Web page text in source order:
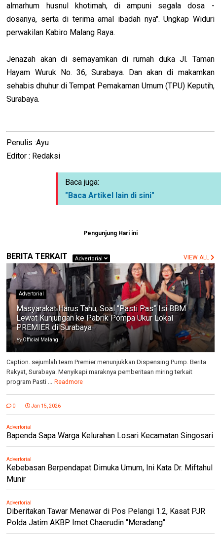
almarhum husnul khotimah, di ampuni segala dosa -
dosanya, serta di terima amal ibadah nya". Ungkap Widuri
perwakilan Kabiro Malang Raya.
Jenazah akan di semayamkan di rumah duka Jl. Taman
Hayam Wuruk No. 36, Surabaya. Dan akan di makamkan
sehabis dhuhur di Tempat Pemakaman Umum (TPU) Keputih,
Surabaya.
Penulis :Ayu
Editor : Redaksi
Baca juga:
"Baca Artikel lain di sini"
Pengunjung Hari ini
BERITA TERKAIT Advertorial VIEW ALL
Advertorial
Masyarakat Harus Tahu, Soal “Pasti Pas” Isi BBM
Lewat Kunjungan ke Pabrik Pompa Ukur Lokal
PREMIER di Surabaya
ByOfficial Malang
Caption. sejumlah team Premier menunjukkan Dispensing Pump. Berita
Rakyat, Surabaya. Menyikapi maraknya pemberitaan miring terkait
program Pasti ...
Readmore
0 Jan 15, 2026
Advertorial
Bapenda Sapa Warga Kelurahan Losari Kecamatan Singosari
Advertorial
Kebebasan Berpendapat Dimuka Umum, Ini Kata Dr. Miftahul
Munir
Advertorial
Diberitakan Tawar Menawar di Pos Pelangi 1.2, Kasat PJR
Polda Jatim AKBP Imet Chaerudin "Meradang"